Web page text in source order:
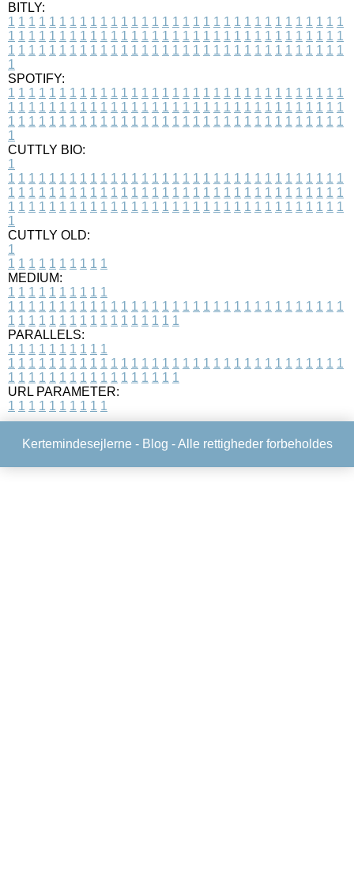
BITLY:
1 1 1 1 1 1 1 1 1 1 1 1 1 1 1 1 1 1 1 1 1 1 1 1 1 1 1 1 1 1 1 1 1
1 1 1 1 1 1 1 1 1 1 1 1 1 1 1 1 1 1 1 1 1 1 1 1 1 1 1 1 1 1 1 1 1
1 1 1 1 1 1 1 1 1 1 1 1 1 1 1 1 1 1 1 1 1 1 1 1 1 1 1 1 1 1 1 1 1
1
SPOTIFY:
1 1 1 1 1 1 1 1 1 1 1 1 1 1 1 1 1 1 1 1 1 1 1 1 1 1 1 1 1 1 1 1 1
1 1 1 1 1 1 1 1 1 1 1 1 1 1 1 1 1 1 1 1 1 1 1 1 1 1 1 1 1 1 1 1 1
1 1 1 1 1 1 1 1 1 1 1 1 1 1 1 1 1 1 1 1 1 1 1 1 1 1 1 1 1 1 1 1 1
1
CUTTLY BIO:
1
1 1 1 1 1 1 1 1 1 1 1 1 1 1 1 1 1 1 1 1 1 1 1 1 1 1 1 1 1 1 1 1 1
1 1 1 1 1 1 1 1 1 1 1 1 1 1 1 1 1 1 1 1 1 1 1 1 1 1 1 1 1 1 1 1 1
1 1 1 1 1 1 1 1 1 1 1 1 1 1 1 1 1 1 1 1 1 1 1 1 1 1 1 1 1 1 1 1 1
1
CUTTLY OLD:
1
1 1 1 1 1 1 1 1 1 1
MEDIUM:
1 1 1 1 1 1 1 1 1 1
1 1 1 1 1 1 1 1 1 1 1 1 1 1 1 1 1 1 1 1 1 1 1 1 1 1 1 1 1 1 1 1 1
1 1 1 1 1 1 1 1 1 1 1 1 1 1 1 1 1
PARALLELS:
1 1 1 1 1 1 1 1 1 1
1 1 1 1 1 1 1 1 1 1 1 1 1 1 1 1 1 1 1 1 1 1 1 1 1 1 1 1 1 1 1 1 1
1 1 1 1 1 1 1 1 1 1 1 1 1 1 1 1 1
URL PARAMETER:
1 1 1 1 1 1 1 1 1 1
Kertemindesejlerne - Blog - Alle rettigheder forbeholdes